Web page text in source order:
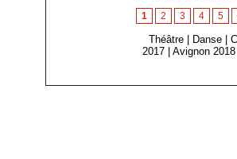
1 2 3 4 5
Théâtre Danse |
2017
|Avignon 2018